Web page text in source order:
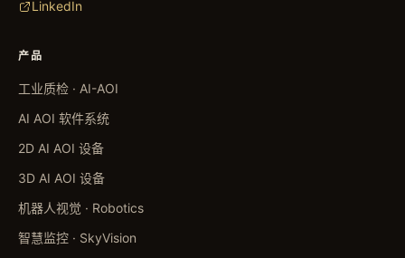
LinkedIn
产品
工业质检 · AI-AOI
AI AOI 软件系统
2D AI AOI 设备
3D AI AOI 设备
机器人视觉 · Robotics
智慧监控 · SkyVision